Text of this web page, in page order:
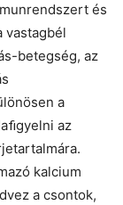
és
vastagbél
betegség, az
a
az
kalcium
a csontok,